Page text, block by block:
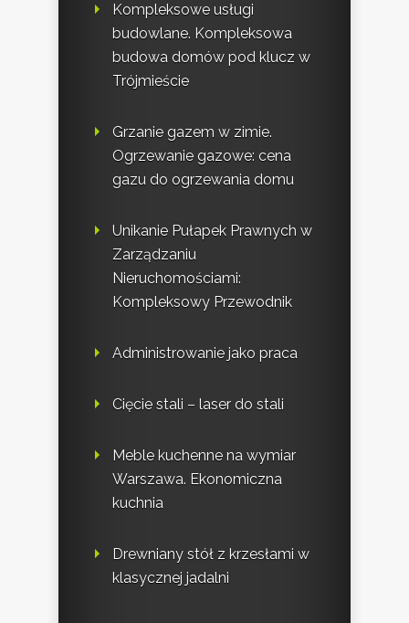
Kompleksowe usługi
budowlane. Kompleksowa
budowa domów pod klucz w
Trójmieście
Grzanie gazem w zimie.
Ogrzewanie gazowe: cena
gazu do ogrzewania domu
Unikanie Pułapek Prawnych w
Zarządzaniu
Nieruchomościami:
Kompleksowy Przewodnik
Administrowanie jako praca
Cięcie stali – laser do stali
Meble kuchenne na wymiar
Warszawa. Ekonomiczna
kuchnia
Drewniany stół z krzesłami w
klasycznej jadalni